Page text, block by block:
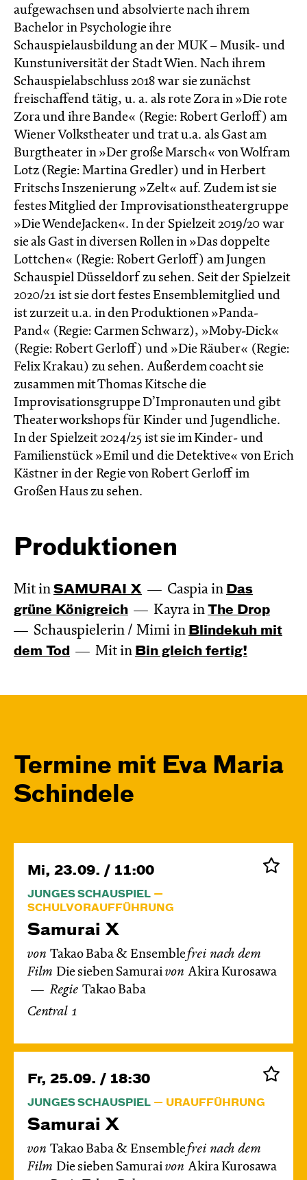
aufgewachsen und absolvierte nach ihrem
Bachelor in Psychologie ihre
Schauspielausbildung an der MUK – Musik- und
Kunstuniversität der Stadt Wien. Nach ihrem
Schauspielabschluss 2018 war sie zunächst
freischaffend tätig, u. a. als rote Zora in »Die rote
Zora und ihre Bande« (Regie: Robert Gerloff) am
Wiener Volkstheater und trat u.a. als Gast am
Burgtheater in »Der große Marsch« von Wolfram
Lotz (Regie: Martina Gredler) und in Herbert
Fritschs Inszenierung »Zelt« auf. Zudem ist sie
festes Mitglied der Improvisationstheatergruppe
»Die WendeJacken«. In der Spielzeit 2019/20 war
sie als Gast in diversen Rollen in »Das doppelte
Lottchen« (Regie: Robert Gerloff) am Jungen
Schauspiel Düsseldorf zu sehen. Seit der Spielzeit
2020/21 ist sie dort festes Ensemblemitglied und
ist zurzeit u.a. in den Produktionen »Panda-
Pand« (Regie: Carmen Schwarz), »Moby-Dick«
(Regie: Robert Gerloff) und »Die Räuber« (Regie:
Felix Krakau) zu sehen. Außerdem coacht sie
zusammen mit Thomas Kitsche die
Improvisationsgruppe D’Impronauten und gibt
Theaterworkshops für Kinder und Jugendliche.
In der Spielzeit 2024/25 ist sie im Kinder- und
Familienstück »Emil und die Detektive« von Erich
Kästner in der Regie von Robert Gerloff im
Großen Haus zu sehen.
Produktionen
Mit in SAMURAI X Caspia in Das
grüne König­reich
Kayra in The Drop
Schauspielerin / Mimi in Blinde­kuh mit
dem Tod
Mit in Bin gleich fertig!
Termine mit Eva Maria
Schindele
Mi, 23.09. / 11:00
JUNGES SCHAUSPIEL
SCHULVORAUFFÜHRUNG
Samurai X
von Takao Baba & Ensemblefrei nach dem
Film Die sieben Samurai von Akira Kurosawa
Regie Takao Baba
Central 1
Fr, 25.09. / 18:30
JUNGES SCHAUSPIEL URAUFFÜHRUNG
Samurai X
von Takao Baba & Ensemblefrei nach dem
Film Die sieben Samurai von Akira Kurosawa